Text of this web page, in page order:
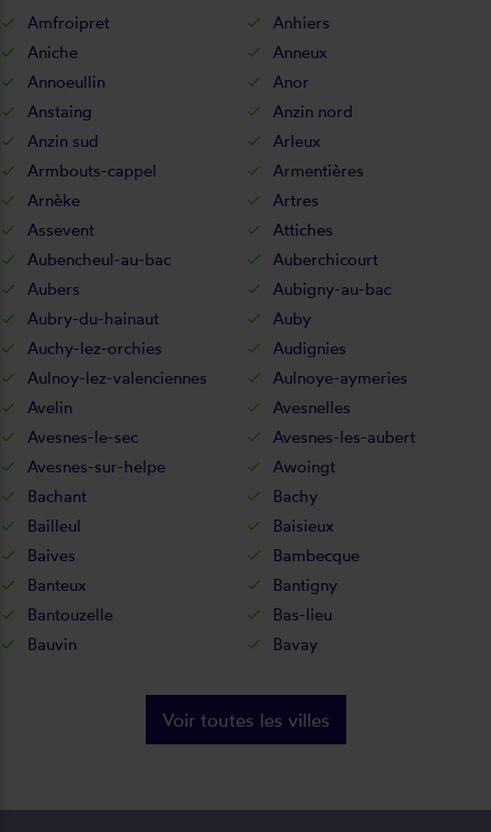
Amfroipret
Anhiers
Aniche
Anneux
Annoeullin
Anor
Anstaing
Anzin nord
Anzin sud
Arleux
Armbouts-cappel
Armentières
Arnèke
Artres
Assevent
Attiches
Aubencheul-au-bac
Auberchicourt
Aubers
Aubigny-au-bac
Aubry-du-hainaut
Auby
Auchy-lez-orchies
Audignies
Aulnoy-lez-valenciennes
Aulnoye-aymeries
Avelin
Avesnelles
Avesnes-le-sec
Avesnes-les-aubert
Avesnes-sur-helpe
Awoingt
Bachant
Bachy
Bailleul
Baisieux
Baives
Bambecque
Banteux
Bantigny
Bantouzelle
Bas-lieu
Bauvin
Bavay
Voir toutes les villes